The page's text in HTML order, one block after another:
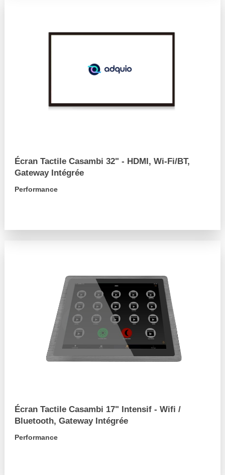
Écran Tactile Casambi 32" - HDMI, Wi-Fi/BT,
Gateway Intégrée
Performance
Écran Tactile Casambi 17" Intensif - Wifi /
Bluetooth, Gateway Intégrée
Performance